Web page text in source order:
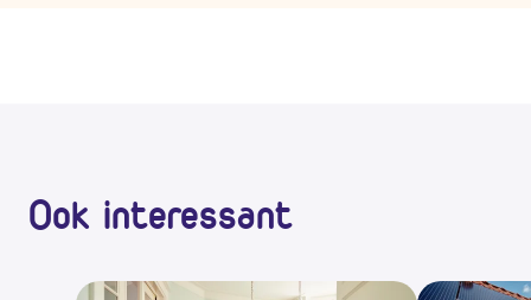
Ook interessant